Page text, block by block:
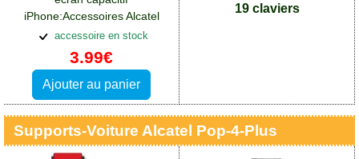
iPhone:Accessoires Alcatel
Pop 4 Plus
accessoire en stock
3.99€
Ajouter au panier
19 claviers
Supports-Voiture Alcatel Pop-4-Plus